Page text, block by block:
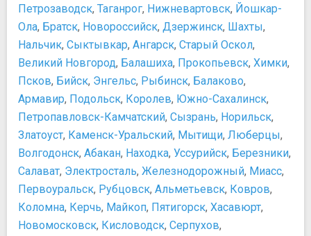
Петрозаводск, Таганрог, Нижневартовск, Йошкар-
Ола, Братск, Новороссийск, Дзержинск, Шахты,
Нальчик, Сыктывкар, Ангарск, Старый Оскол,
Великий Новгород, Балашиха, Прокопьевск, Химки,
Псков, Бийск, Энгельс, Рыбинск, Балаково,
Армавир, Подольск, Королев, Южно-Сахалинск,
Петропавловск-Камчатский, Сызрань, Норильск,
Златоуст, Каменск-Уральский, Мытищи, Люберцы,
Волгодонск, Абакан, Находка, Уссурийск, Березники,
Салават, Электросталь, Железнодорожный, Миасс,
Первоуральск, Рубцовск, Альметьевск, Ковров,
Коломна, Керчь, Майкоп, Пятигорск, Хасавюрт,
Новомосковск, Кисловодск, Серпухов,